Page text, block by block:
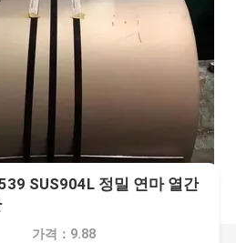
SUS904L 정밀 연마 열간
가격：9.88